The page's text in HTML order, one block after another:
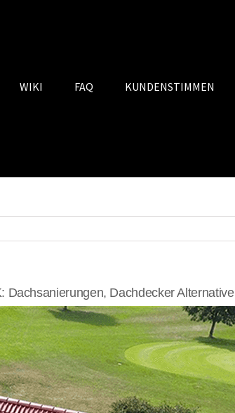
WIKI FAQ KUNDENSTIMMEN
Dachdecker Alternative